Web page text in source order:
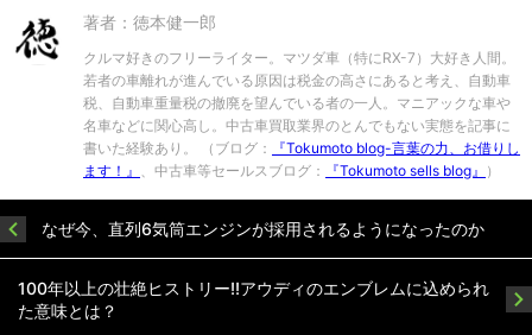
著者：徳本健一郎
クルマ好きのフリーライター。マツダ車（特にRX-7）大好き人間。
若者の車離れが進んでいる原因は税金の高さにあると考え、自動車
税、自動車重量税の撤廃を望んでいる者の一人。マニアックな車や
名車などに関心高し。中古車買取業界のとんでもない実態を記事に
書いた経験あり。 （ブログ：
『Tokumoto blog-言葉の力、お借りし
ます！』 、中古車等セールスブログ： 『Tokumoto sells blog』 ）
なぜ今、直列6気筒エンジンが採用されるようになったのか
100年以上の壮絶ヒストリー!!アウディのエンブレムに込められ
た意味とは？